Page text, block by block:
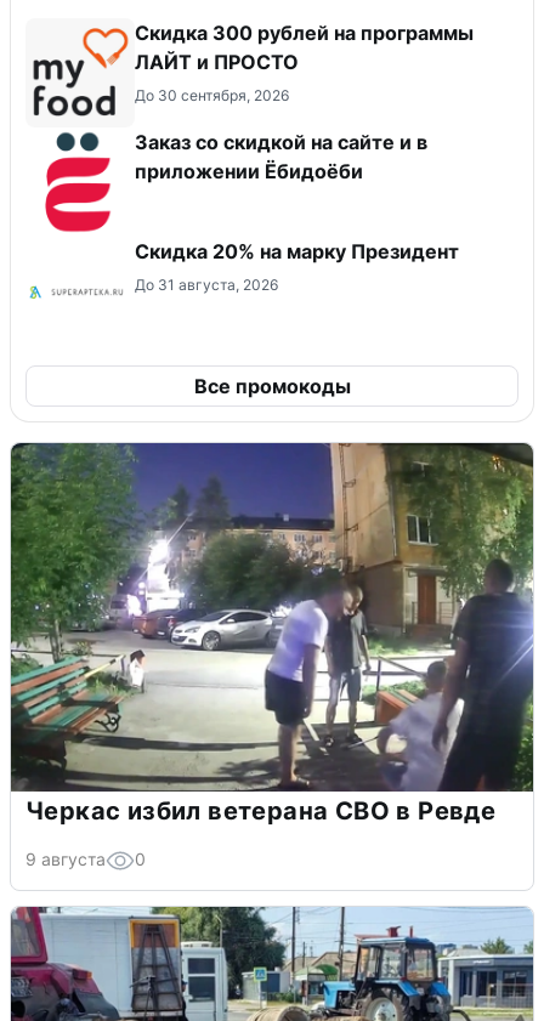
​Скидка 300 рублей на программы
ЛАЙТ и ПРОСТО
До 30 сентября, 2026
Заказ со скидкой на сайте и в
приложении Ёбидоёби
Скидка 20% на марку Президент
До 31 августа, 2026
Все промокоды
Черкас избил ветерана СВО в Ревде
9 августа 0